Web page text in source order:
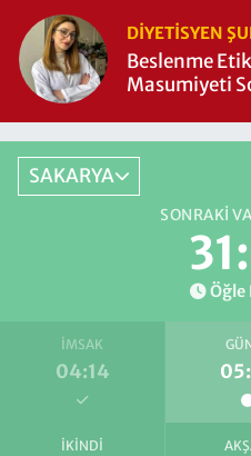
DIYETISYEN
Beslenme
Masumiyeti
SAKARYA
SONRAKI
Öğle
İMSAK
04:14
İKINDI